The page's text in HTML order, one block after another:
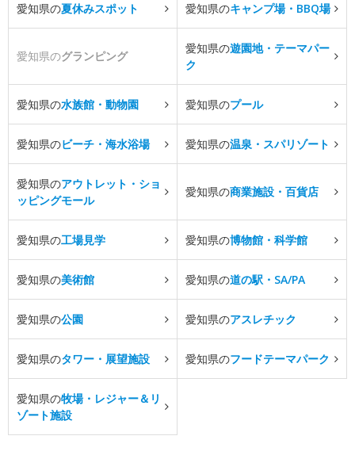
愛知県の夏休みスポット 愛知県のキャンプ場・BBQ場
愛知県のグランピング
愛知県の遊園地・テーマパー
ク
愛知県の水族館・動物園 愛知県のプール
愛知県のビーチ・海水浴場 愛知県の温泉・スパリゾート
愛知県のアウトレット・ショ
ッピングモール
愛知県の商業施設・百貨店
愛知県の工場見学 愛知県の博物館・科学館
愛知県の美術館 愛知県の道の駅・SA/PA
愛知県の公園 愛知県のアスレチック
愛知県のタワー・展望施設 愛知県のフードテーマパーク
愛知県の牧場・レジャー＆リ
ゾート施設